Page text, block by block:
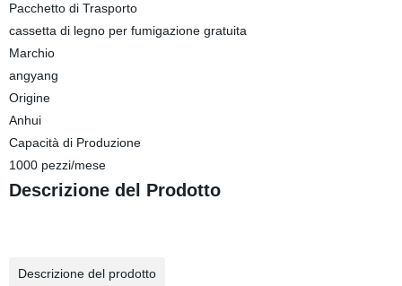
Pacchetto di Trasporto
cassetta di legno per fumigazione gratuita
Marchio
angyang
Origine
Anhui
Capacità di Produzione
1000 pezzi/mese
Descrizione del Prodotto
Descrizione del prodotto